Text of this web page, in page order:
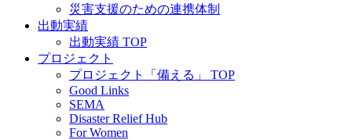
災害支援のための連携体制
出動実績
出動実績 TOP
プロジェクト
プロジェクト「備える」 TOP
Good Links
SEMA
Disaster Relief Hub
For Women